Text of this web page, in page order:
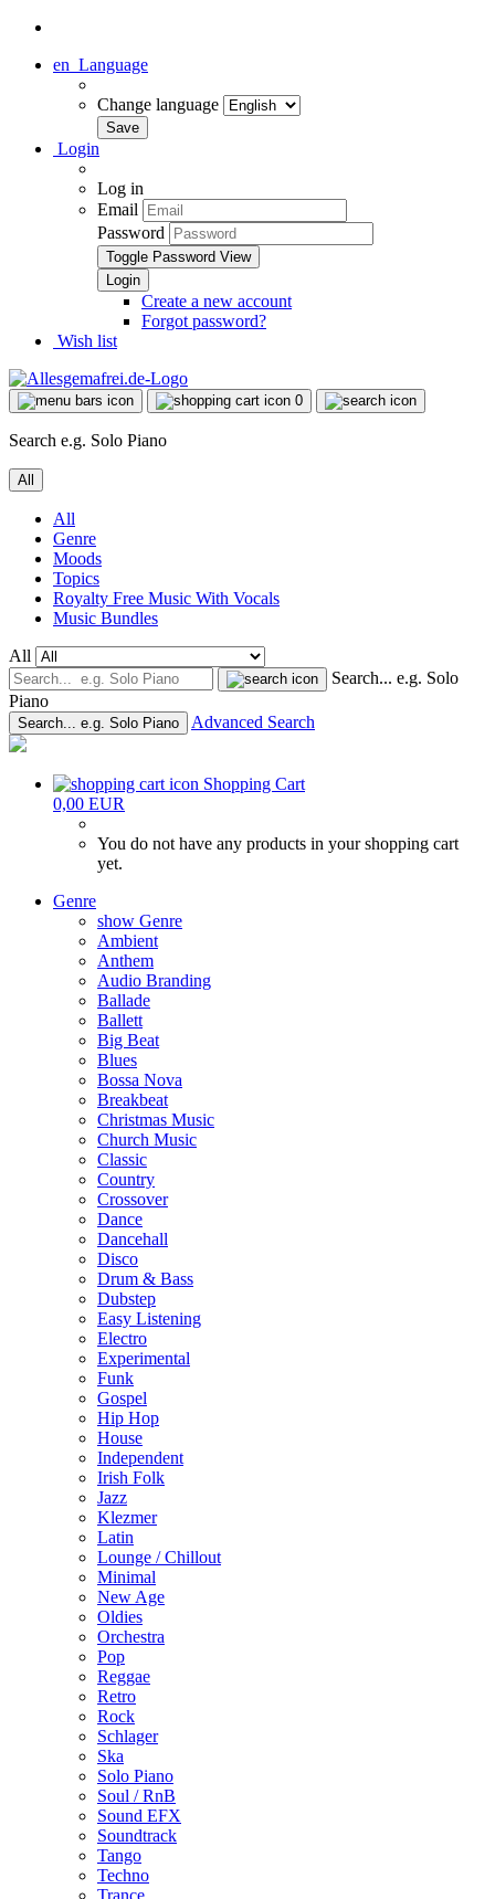
en Language
Change language
Login
Log in
Email
Password
Toggle Password View
Create a new account
Forgot password?
Wish list
0
Search e.g. Solo Piano
All
All
Genre
Moods
Topics
Royalty Free Music With Vocals
Music Bundles
All
Search... e.g. Solo
Piano
Search... e.g. Solo Piano Advanced Search
Shopping Cart
0,00 EUR
You do not have any products in your shopping cart
yet.
Genre
show Genre
Ambient
Anthem
Audio Branding
Ballade
Ballett
Big Beat
Blues
Bossa Nova
Breakbeat
Christmas Music
Church Music
Classic
Country
Crossover
Dance
Dancehall
Disco
Drum & Bass
Dubstep
Easy Listening
Electro
Experimental
Funk
Gospel
Hip Hop
House
Independent
Irish Folk
Jazz
Klezmer
Latin
Lounge / Chillout
Minimal
New Age
Oldies
Orchestra
Pop
Reggae
Retro
Rock
Schlager
Ska
Solo Piano
Soul / RnB
Sound EFX
Soundtrack
Tango
Techno
Trance